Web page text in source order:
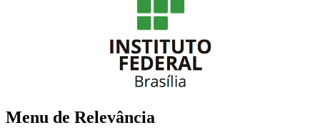
Menu de Relevância